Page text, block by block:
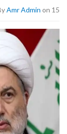
Amr Admin on 15 أكتوبر، 2023